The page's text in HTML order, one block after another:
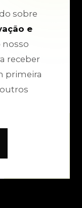
sobre
e
nosso
receber
primeira